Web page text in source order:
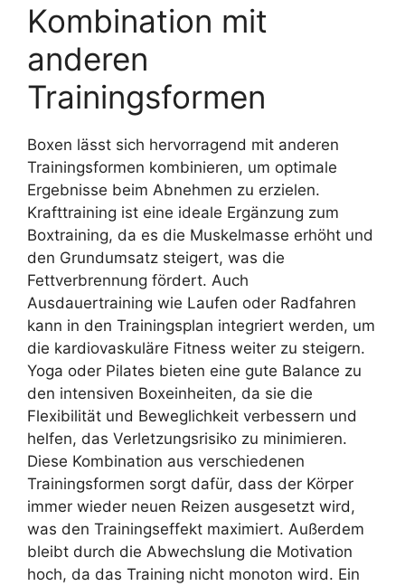
Kombination mit
anderen
Trainingsformen
Boxen lässt sich hervorragend mit anderen
Trainingsformen kombinieren, um optimale
Ergebnisse beim Abnehmen zu erzielen.
Krafttraining ist eine ideale Ergänzung zum
Boxtraining, da es die Muskelmasse erhöht und
den Grundumsatz steigert, was die
Fettverbrennung fördert. Auch
Ausdauertraining wie Laufen oder Radfahren
kann in den Trainingsplan integriert werden, um
die kardiovaskuläre Fitness weiter zu steigern.
Yoga oder Pilates bieten eine gute Balance zu
den intensiven Boxeinheiten, da sie die
Flexibilität und Beweglichkeit verbessern und
helfen, das Verletzungsrisiko zu minimieren.
Diese Kombination aus verschiedenen
Trainingsformen sorgt dafür, dass der Körper
immer wieder neuen Reizen ausgesetzt wird,
was den Trainingseffekt maximiert. Außerdem
bleibt durch die Abwechslung die Motivation
hoch, da das Training nicht monoton wird. Ein